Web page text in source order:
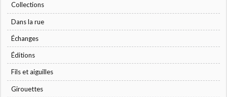
Collections
Dans la rue
Échanges
Éditions
Fils et aiguilles
Girouettes